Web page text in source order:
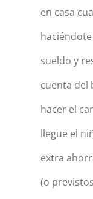
en casa
sueldo y
cuenta del
hacer el
llegue el
extra
(o